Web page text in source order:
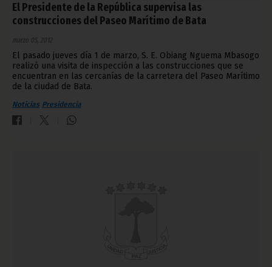
El Presidente de la República supervisa las
construcciones del Paseo Marítimo de Bata
marzo 05, 2012
El pasado jueves día 1 de marzo, S. E. Obiang Nguema Mbasogo
realizó una visita de inspección a las construcciones que se
encuentran en las cercanías de la carretera del Paseo Marítimo
de la ciudad de Bata.
Noticias Presidencia